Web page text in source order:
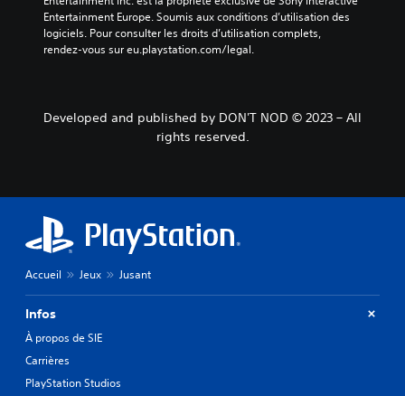
Entertainment Europe. Soumis aux conditions d’utilisation des
logiciels. Pour consulter les droits d’utilisation complets,
rendez-vous sur eu.playstation.com/legal.
Developed and published by DON'T NOD © 2023 – All
rights reserved.
Accueil Jeux Jusant
Infos
À propos de SIE
Carrières
PlayStation Studios